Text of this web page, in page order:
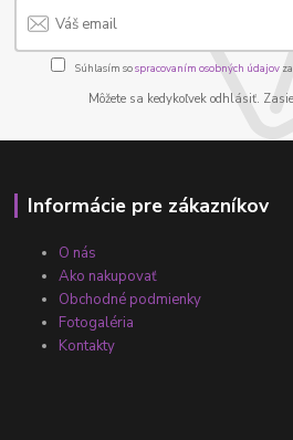
Súhlasím sospracovaním osobných údajov
Môžete sa kedykoľvek odhlásiť.
Informácie pre zákazníkov
O nás
Ako nakupovať
Obchodné podmienky
Fotogaléria
Kontakty